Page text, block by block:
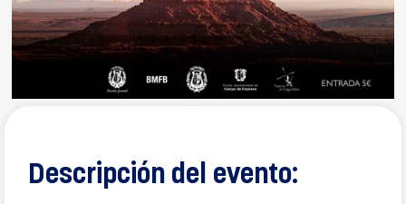
Descripción del evento: